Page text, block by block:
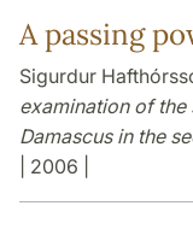
A passing
Sigurdur
examination of
Damascus in the
| 2006 |